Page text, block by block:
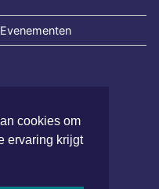
cookies om
ervaring krijgt